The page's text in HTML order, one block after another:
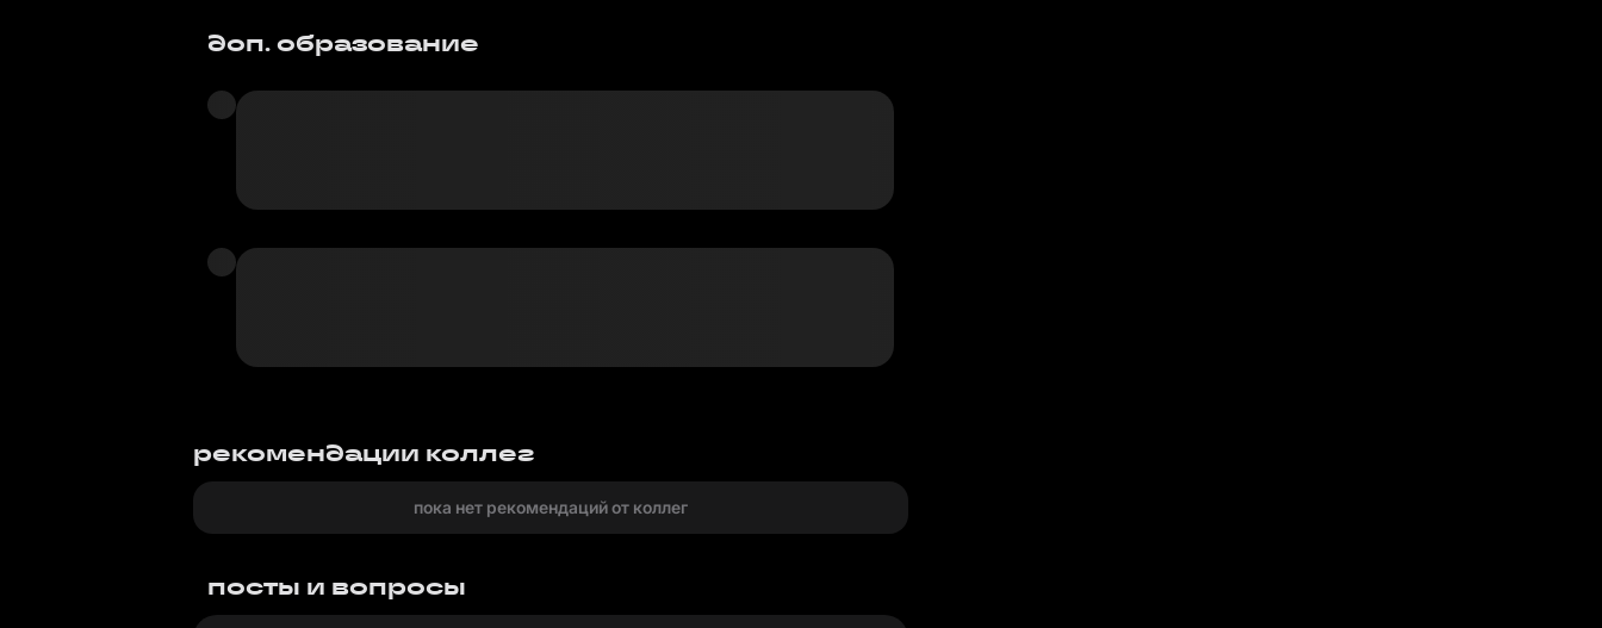
доп. образование
рекомендации коллег
пока нет рекомендаций от коллег
посты и вопросы